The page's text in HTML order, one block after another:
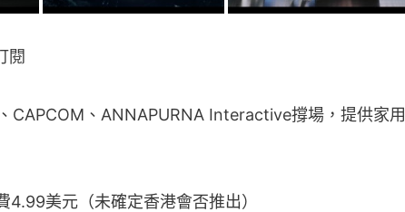
閱
CAPCOM、ANNAPURNA Interactive撐場，提供家用
4.99美元（未確定香港會否推出）